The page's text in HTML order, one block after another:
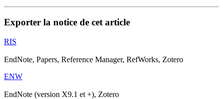
Exporter la notice de cet article
RIS
EndNote, Papers, Reference Manager, RefWorks, Zotero
ENW
EndNote (version X9.1 et +), Zotero